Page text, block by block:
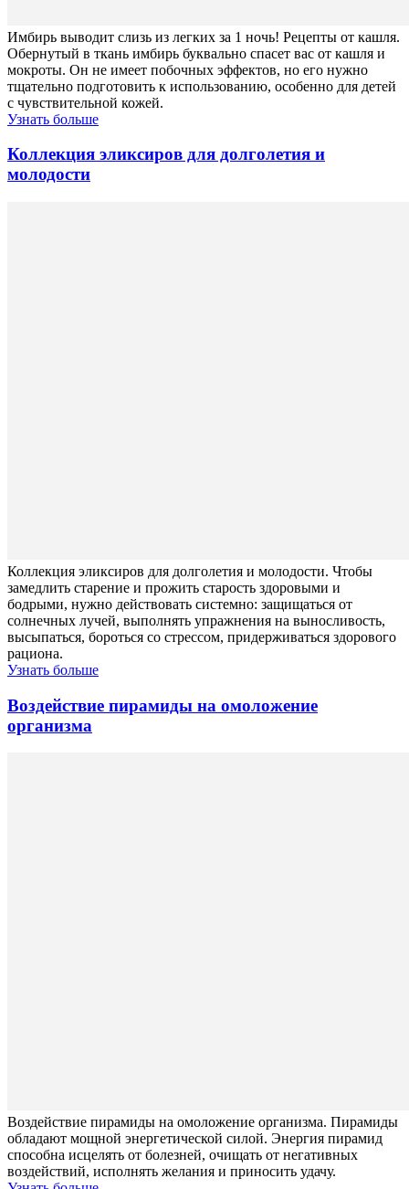
Имбирь выводит слизь из легких за 1 ночь! Рецепты от кашля.
Обернутый в ткань имбирь буквально спасет вас от кашля и
мокроты. Он не имеет побочных эффектов, но его нужно
тщательно подготовить к использованию, особенно для детей
с чувствительной кожей.
Узнать больше
Коллекция эликсиров для долголетия и
молодости
Коллекция эликсиров для долголетия и молодости. Чтобы
замедлить старение и прожить старость здоровыми и
бодрыми, нужно действовать системно: защищаться от
солнечных лучей, выполнять упражнения на выносливость,
высыпаться, бороться со стрессом, придерживаться здорового
рациона.
Узнать больше
Воздействие пирамиды на омоложение
организма
Воздействие пирамиды на омоложение организма. Пирамиды
обладают мощной энергетической силой. Энергия пирамид
способна исцелять от болезней, очищать от негативных
воздействий, исполнять желания и приносить удачу.